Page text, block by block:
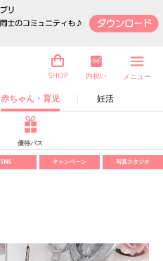
赤ちゃん・育児 妊活
SHOP 内祝い メニュー
優待パス
SNS キャンペーン 写真スタジオ